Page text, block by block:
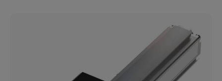
SteckverbinderM16x0.758-poligAnalogausgang -
AnalogSpannung 0…10 V Analogvoltage 10…0 VMessbereich -
250 mmAuflösung - ≤ 2 µmLinearitätsabweichung max. - ±100
µmWiederholgenauigkeit - ≤ 0.1 mVBetriebsspannung Ub - 20-
28 VDCUmgebungstemperatur - -40-85 °CSchutzart -
IP67Zulassung/Konformität - CEcULusEACWEEE 🛒 Jetzt